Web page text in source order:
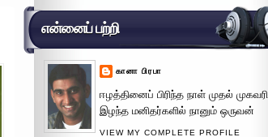
என்னைப் பற்றி
கானா பிரபா
ஈழத்தினைப் பிரிந்த நாள் முதல் முகவரி
இழந்த மனிதர்களில் நானும் ஒருவன்
VIEW MY COMPLETE PROFILE